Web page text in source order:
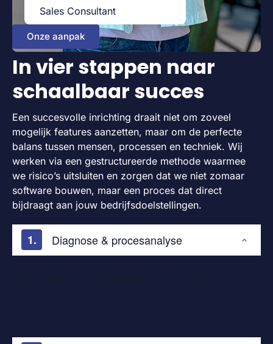
Sales Consultant
Onze aanpak
In vier stappen naar
schaalbaar succes
Een succesvolle inrichting draait niet om zoveel
mogelijk features aanzetten, maar om de perfecte
balans tussen mensen, processen en techniek. Wij
werken via een gestructureerde methode waarmee
we risico’s uitsluiten en zorgen dat we niet zomaar
software bouwen, maar een proces dat direct
bijdraagt aan jouw bedrijfsdoelstellingen.
Diagnose & procesanalyse